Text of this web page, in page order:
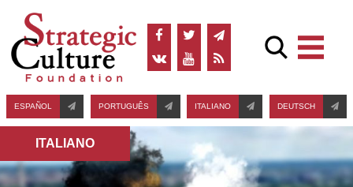
ESPAÑOL PORTUGUÊS ITALIANO DEUTSCH
ITALIANO